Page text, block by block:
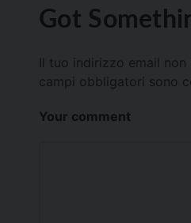
Got
Il tuo indirizzo email
campi obbligatori sono
Your comment